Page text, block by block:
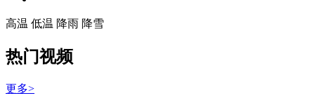
高温 低温 降雨 降雪
热门视频
更多>